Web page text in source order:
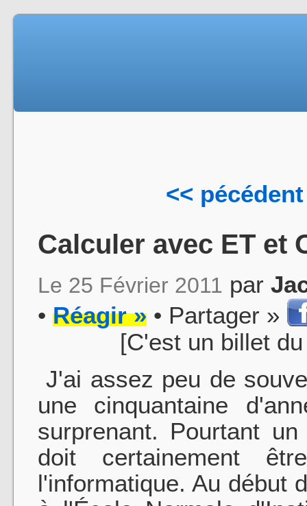
<< pécédent
Calculer avec ET et
Le 25 Février 2011 par
• Réagir » • Partager »
[C'est un billet
J'ai assez peu de
une cinquantaine
surprenant. Pourtant
doit certainement
l'informatique. Au début